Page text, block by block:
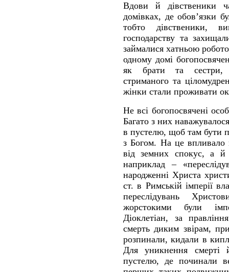
Вдови й дівственики
домівках, де обов’язки
тобто дівственики,
господарству та
займалися хатньою
одному домі
як брати та сестри,
стриманого та
жінки стали проживати
Не всі богопосвячені
Багато з них
в пустелю, щоб там бути
з Богом. На це впливало
від земних спокус, а й
наприклад –
народженні Христа
ст. в Римській імперії
переслідувань
жорстокими були
Діоклетіан, за
смерть диким звірам,
розпинали, кидали в
Для уникнення смерті
пустелю, де починали